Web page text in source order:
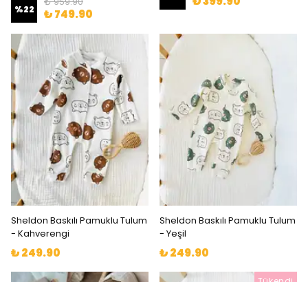
%22 ₺ 749.90
Sheldon Baskılı Pamuklu Tulum
- Kahverengi
₺ 249.90
Sheldon Baskılı Pamuklu Tulum
- Yeşil
₺ 249.90